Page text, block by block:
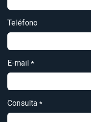
Teléfono
E-mail *
Consulta *